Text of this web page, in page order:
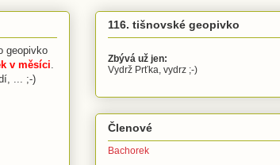
geopivko
v měsíci.
... ;-)
116. tišnovské geopivko
Zbývá už jen:
Vydrž Prťka, vydrz ;-)
Členové
Bachorek